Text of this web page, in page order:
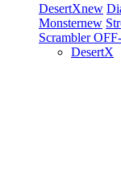
DesertXnew
Monsternew
Scrambler
DesertX